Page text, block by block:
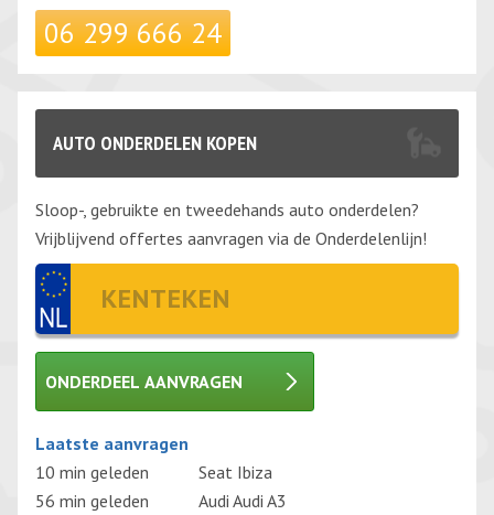
06 299 666 24
AUTO ONDERDELEN KOPEN
Sloop-, gebruikte en tweedehands auto onderdelen?
Vrijblijvend offertes aanvragen via de Onderdelenlijn!
ONDERDEEL AANVRAGEN
Gelieve dit veld leeg te laten.
Laatste aanvragen
10 min geleden
Seat Ibiza
56 min geleden
Audi Audi A3